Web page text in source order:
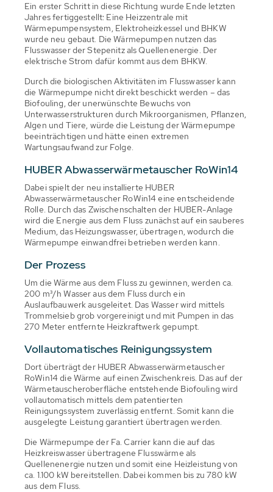
Ein erster Schritt in diese Richtung wurde Ende letzten
Jahres fertiggestellt: Eine Heizzentrale mit
Wärmepumpensystem, Elektroheizkessel und BHKW
wurde neu gebaut. Die Wärmepumpen nutzen das
Flusswasser der Stepenitz als Quellenenergie. Der
elektrische Strom dafür kommt aus dem BHKW.
Durch die biologischen Aktivitäten im Flusswasser kann
die Wärmepumpe nicht direkt beschickt werden – das
Biofouling, der unerwünschte Bewuchs von
Unterwasserstrukturen durch Mikroorganismen, Pflanzen,
Algen und Tiere, würde die Leistung der Wärmepumpe
beeinträchtigen und hätte einen extremen
Wartungsaufwand zur Folge.
HUBER Abwasserwärmetauscher RoWin14
Dabei spielt der neu installierte HUBER
Abwasserwärmetauscher RoWin14 eine entscheidende
Rolle. Durch das Zwischenschalten der HUBER-Anlage
wird die Energie aus dem Fluss zunächst auf ein sauberes
Medium, das Heizungswasser, übertragen, wodurch die
Wärmepumpe einwandfrei betrieben werden kann.
Der Prozess
Um die Wärme aus dem Fluss zu gewinnen, werden ca.
200 m³/h Wasser aus dem Fluss durch ein
Auslaufbauwerk ausgeleitet. Das Wasser wird mittels
Trommelsieb grob vorgereinigt und mit Pumpen in das
270 Meter entfernte Heizkraftwerk gepumpt.
Vollautomatisches Reinigungssystem
Dort überträgt der HUBER Abwasserwärmetauscher
RoWin14 die Wärme auf einen Zwischenkreis. Das auf der
Wärmetauscheroberfläche entstehende Biofouling wird
vollautomatisch mittels dem patentierten
Reinigungssystem zuverlässig entfernt. Somit kann die
ausgelegte Leistung garantiert übertragen werden.
Die Wärmepumpe der Fa. Carrier kann die auf das
Heizkreiswasser übertragene Flusswärme als
Quellenenergie nutzen und somit eine Heizleistung von
ca. 1.100 kW bereitstellen. Dabei kommen bis zu 780 kW
aus dem Fluss.